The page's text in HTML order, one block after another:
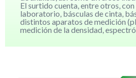
El surtido cuenta, entre otros,
laboratorio, básculas de cinta,
distintos aparatos de medición
medición de la densidad,